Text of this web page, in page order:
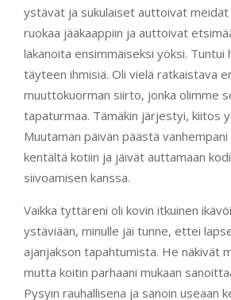
ystävät ja sukulaiset auttoivat
ruokaa jääkaappiin ja auttoivat
lakanoita ensimmäiseksi yöksi. Tuntui
täyteen ihmisiä. Oli vielä ratkaistava
muuttokuorman siirto, jonka olimme
tapaturmaa. Tämäkin järjestyi, kiitos
Muutaman päivän päästä
kentältä kotiin ja jäivät auttamaan
siivoamisen kanssa.
Vaikka tyttäreni oli kovin itkuinen
ystäviään, minulle jäi tunne, ettei
ajanjakson tapahtumista. He näkivät
mutta koitin parhaani mukaan
Pysyin rauhallisena ja sanoin useaan